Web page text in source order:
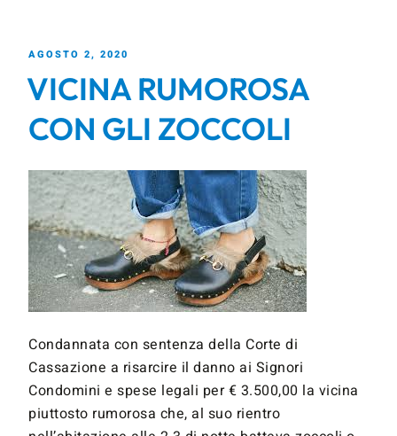
AGOSTO 2, 2020
VICINA RUMOROSA
CON GLI ZOCCOLI
Condannata con sentenza della Corte di
Cassazione a risarcire il danno ai Signori
Condomini e spese legali per € 3.500,00 la vicina
piuttosto rumorosa che, al suo rientro